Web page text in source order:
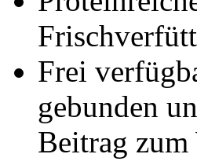
Frei
gebunden
Beitrag zum